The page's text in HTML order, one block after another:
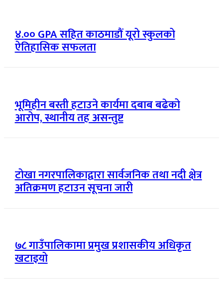
४.०० GPA सहित काठमाडौं यूरो स्कुलको
ऐतिहासिक सफलता
भूमिहीन बस्ती हटाउने कार्यमा दबाब बढेको
आरोप, स्थानीय तह असन्तुष्ट
टोखा नगरपालिकाद्वारा सार्वजनिक तथा नदी क्षेत्र
अतिक्रमण हटाउन सूचना जारी
७८ गाउँपालिकामा प्रमुख प्रशासकीय अधिकृत
खटाइयो